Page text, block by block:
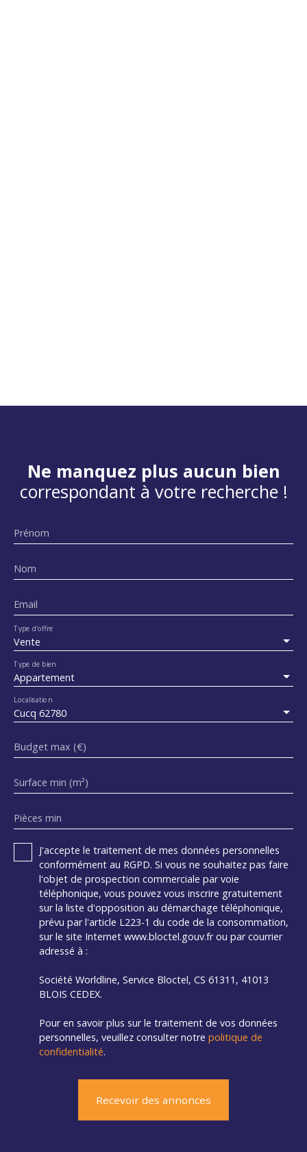
Ne manquez plus aucun bien
correspondant à votre recherche !
Prénom
Nom
Email
Vente
Type d'offre
Appartement
Type de bien
Cucq 62780
Localisation
Budget max (€)
Surface min (m²)
Pièces min
J'accepte le traitement de mes données personnelles
conformément au RGPD. Si vous ne souhaitez pas faire
l'objet de prospection commerciale par voie
téléphonique, vous pouvez vous inscrire gratuitement
sur la liste d'opposition au démarchage téléphonique,
prévu par l'article L223-1 du code de la consommation,
sur le site Internet www.bloctel.gouv.fr ou par courrier
adressé à :
Société Worldline, Service Bloctel, CS 61311, 41013
BLOIS CEDEX.
Pour en savoir plus sur le traitement de vos données
personnelles, veuillez consulter notre politique de
confidentialité.
Recevoir des annonces